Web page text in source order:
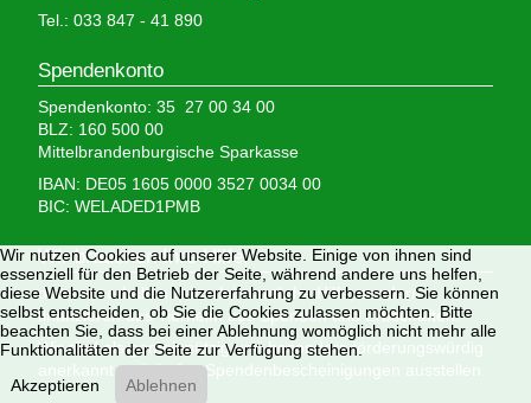
Tel.: 033 847 - 41 890
Spendenkonto
Spendenkonto: 35 27 00 34 00
BLZ: 160 500 00
Mittelbrandenburgische Sparkasse
IBAN: DE05 1605 0000 3527 0034 00
BIC: WELADED1PMB
Wir brauchen Ihre Hilfe,
denn wir erhalten keinerlei staatliche Hilfe, sondern
finanzieren das Tierheim aus Spenden und Erbschaften.
Wir sind als gemeinnützig und besonders förderungswürdig
anerkannt und dürfen Spendenbescheinigungen ausstellen.
Wir nutzen Cookies auf unserer Website. Einige von ihnen sind
essenziell für den Betrieb der Seite, während andere uns helfen,
diese Website und die Nutzererfahrung zu verbessern. Sie können
selbst entscheiden, ob Sie die Cookies zulassen möchten. Bitte
beachten Sie, dass bei einer Ablehnung womöglich nicht mehr alle
Funktionalitäten der Seite zur Verfügung stehen.
Akzeptieren
Ablehnen